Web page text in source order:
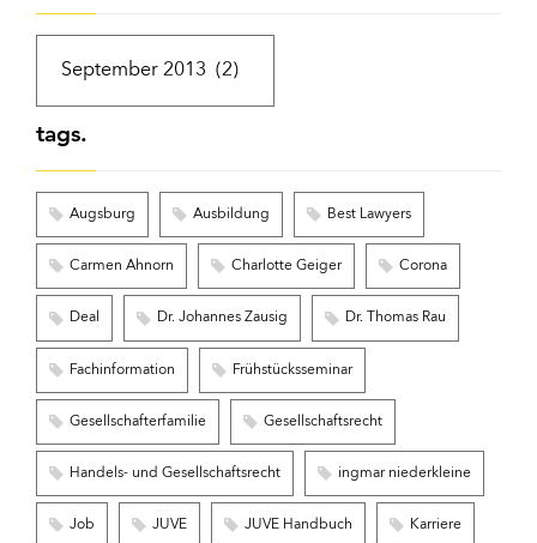
tags.
Augsburg Ausbildung Best Lawyers
Carmen Ahnorn Charlotte Geiger Corona
Deal Dr. Johannes Zausig Dr. Thomas Rau
Fachinformation Frühstücksseminar
Gesellschafterfamilie Gesellschaftsrecht
Handels- und Gesellschaftsrecht ingmar niederkleine
Job JUVE JUVE Handbuch Karriere